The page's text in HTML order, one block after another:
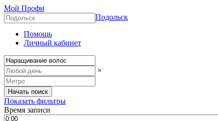
Мой Профи
Подольск
Помощь
Личный кабинет
×
Показать фильтры
Время записи